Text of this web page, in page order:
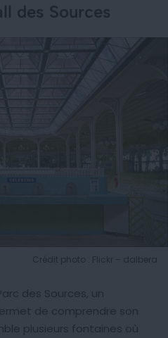
des Sources
Crédit photo : Flickr – dalbera
des Sources, un
de comprendre son
plusieurs fontaines où